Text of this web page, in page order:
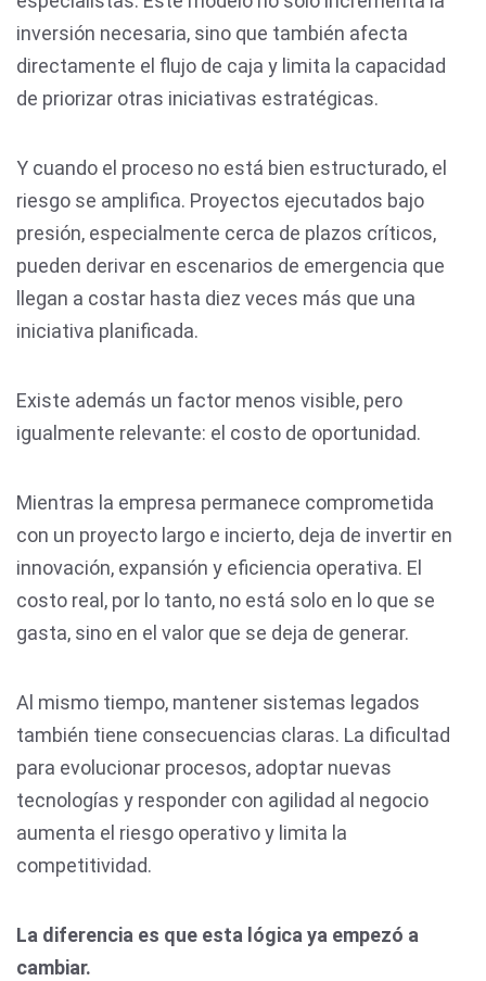
inversión necesaria, sino que también afecta
directamente el flujo de caja y limita la capacidad
de priorizar otras iniciativas estratégicas.
Y cuando el proceso no está bien estructurado, el
riesgo se amplifica. Proyectos ejecutados bajo
presión, especialmente cerca de plazos críticos,
pueden derivar en escenarios de emergencia que
llegan a costar hasta diez veces más que una
iniciativa planificada.
Existe además un factor menos visible, pero
igualmente relevante: el costo de oportunidad.
Mientras la empresa permanece comprometida
con un proyecto largo e incierto, deja de invertir en
innovación, expansión y eficiencia operativa. El
costo real, por lo tanto, no está solo en lo que se
gasta, sino en el valor que se deja de generar.
Al mismo tiempo, mantener sistemas legados
también tiene consecuencias claras. La dificultad
para evolucionar procesos, adoptar nuevas
tecnologías y responder con agilidad al negocio
aumenta el riesgo operativo y limita la
competitividad.
La diferencia es que esta lógica ya empezó a
cambiar.